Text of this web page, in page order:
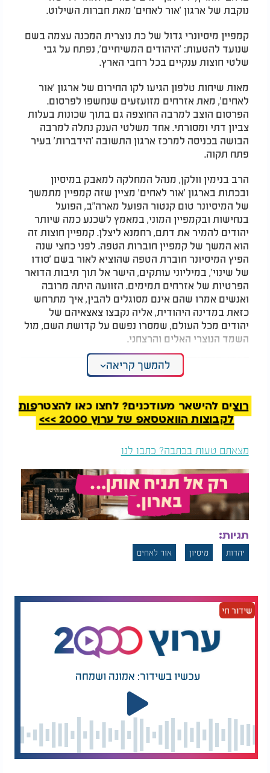
נוקבת של ארגון 'אור לאחים' מאת חברות השילוט.
קמפיין מיסיונרי גדול של כת נוצרית המכנה עצמה בשם
שנועד להטעות: 'היהודים המשיחיים', נפתח על גבי
שלטי חוצות ענקיים בכל רחבי הארץ.
מאות שיחות טלפון הגיעו לקו החירום של ארגון 'אור
לאחים', מאת אזרחים מזועזעים שנחשפו לפרסום.
הפרסום הוצב למרבה החוצפה גם בתוך שכונות בעלות
צביון דתי ומסורתי. אחד משלטי הענק נתלה למרבה
הבושה בכניסה למרכז ארגון התשובה 'הידברות' בעיר
פתח תקוה.
הרב בנימין וולקן, מנהל המחלקה למאבק במיסיון
ובכתות בארגון 'אור לאחים' מציין שזה קמפיין מתמשך
של המיסיונר טום קנטור הפועל מארה"ב, הפועל
בנחישות ובקמפיין המוני, במאמץ לשכנע כמה שיותר
יהודים להמיר את דתם, רחמנא ליצלן. קמפיין חוצות זה
הוא המשך של קמפיין חוברות הטפה. לפני כחצי שנה
הפיץ המיסיונר חוברת הטפה שהוציא לאור בשם 'סודו
של שינוי', במיליוני עותקים, הישר אל תוך תיבות הדואר
הפרטיות של אזרחים תמימים. הזוועה היתה מרובה
ואנשים אמרו שהם אינם מסוגלים להבין, איך מתרחש
כזאת במדינה היהודית, אליה נקבצו צאצאיהם של
יהודים מכל העולם, שמסרו נפשם על קדושת השם, מול
השמד הנוצרי האלים והרצחני.
ארגון 'אור לאחים' הוציא מכתב דחוף לחברת
'מקסימדיה' ולעוד חברות פרסום שתלו את הפרסום
תוך מספר ימים הפרסום ירד מעל גבי השלטים בכל
הרב בנימין וולקן קורא שוב לחברי הכנסת מכל הסיעות
לדתיים או לחרדיים, ואפילו לא למסורתיים, כי אף יהודי
שפוי לא רוצה שמי מצאצאיו ימיר חלילה דתו לנצרות -
לקדם את חוק המיסיון בצורה שימנע בצורה.
המכתב
להמשך קריאה
רוצים להישאר מעודכנים? לחצו כאן להצטרפות
לקבוצות הוואטסאפ של ערוץ 2000 >>>
מצאתם טעות בכתבה? כתבו לנו
תגיות:
יהדות מיסיון אור לאחים
שידור חי
עכשיו בשידור: אמונה ושמחה